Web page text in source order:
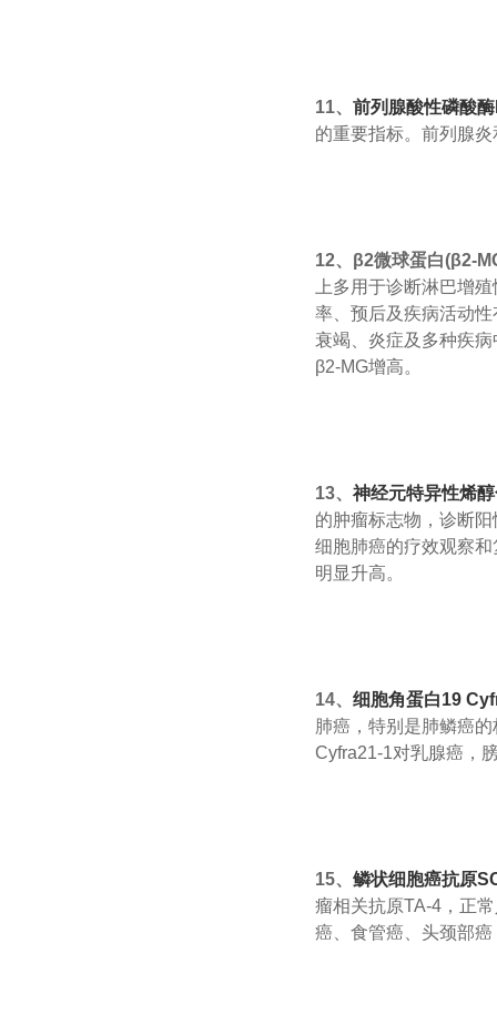
11、 前列腺酸性磷酸
的重要指标。前列腺
12、β2微球蛋白(β2-
上多用于诊断淋巴增
率、预后及疾病活动
衰竭、炎症及多种疾
β2-MG增高。
13、 神经元特异性烯
的肿瘤标志物，诊断
细胞肺癌的疗效观察
明显升高。
14、 细胞角蛋白19
肺癌，特别是肺鳞癌
Cyfra21-1对乳腺癌，
15、 鳞状细胞癌抗原
瘤相关抗原TA-4，正
癌、食管癌、头颈部